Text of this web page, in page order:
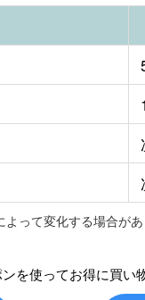
よって変化する場合が
を使ってお得に買い